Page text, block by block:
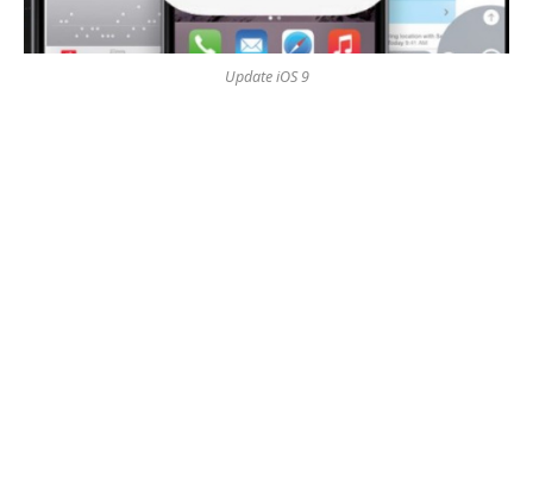
Update iOS 9